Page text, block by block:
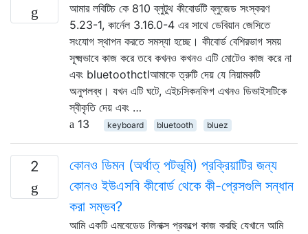
আমার লবিটিচ কে 810 ব্লুটুথ কীবোর্ডটি ব্লুজেড সংস্করণ
5.23-1, কার্নেল 3.16.0-4 এর সাথে ডেবিয়ান জেসিতে
সংযোগ স্থাপন করতে সমস্যা হচ্ছে। কীবোর্ড বেশিরভাগ সময়
সূক্ষ্মভাবে কাজ করে তবে কখনও কখনও এটি মোটেও কাজ করে না
এবং bluetoothctlআমাকে ত্রুটি দেয় যে নিয়ামকটি
অনুপলব্ধ। যখন এটি ঘটে, এইচসিকনফিগ এখনও ডিভাইসটিকে
স্বীকৃতি দেয় এবং …
13
keyboard bluetooth bluez
2
কোনও ডিমন (অর্থাত্ পটভূমি) প্রক্রিয়াটির জন্য
কোনও ইউএসবি কীবোর্ড থেকে কী-প্রেসগুলি সন্ধান
করা সম্ভব?
আমি একটি এমবেডেড লিনাক্স প্রকল্পে কাজ করছি যেখানে আমি